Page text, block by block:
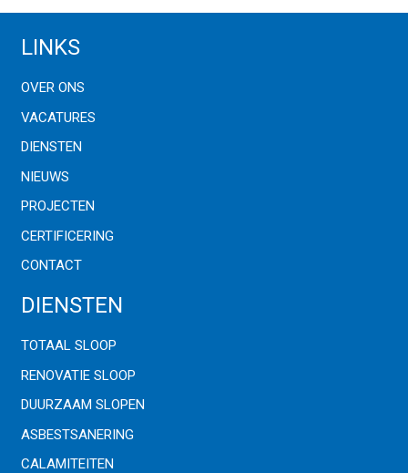
LINKS
OVER ONS
VACATURES
DIENSTEN
NIEUWS
PROJECTEN
CERTIFICERING
CONTACT
DIENSTEN
TOTAAL SLOOP
RENOVATIE SLOOP
DUURZAAM SLOPEN
ASBESTSANERING
CALAMITEITEN